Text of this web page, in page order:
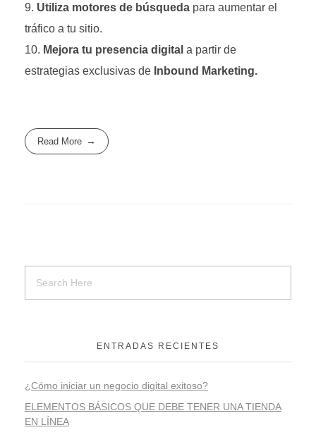
Utiliza motores de búsqueda para aumentar el
tráfico a tu sitio.
Mejora tu presencia digital a partir de
estrategias exclusivas de Inbound Marketing.
Read More
ENTRADAS RECIENTES
¿Cómo iniciar un negocio digital exitoso?
ELEMENTOS BÁSICOS QUE DEBE TENER UNA TIENDA
EN LÍNEA